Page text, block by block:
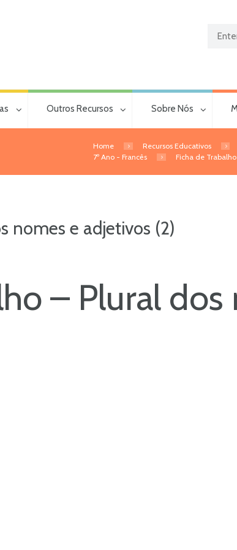
Outros Recursos Sobre Nós
Home Recursos Educativos
7º Ano - Francês
Ficha de Trabalho
nomes e adjetivos (2)
– Plural